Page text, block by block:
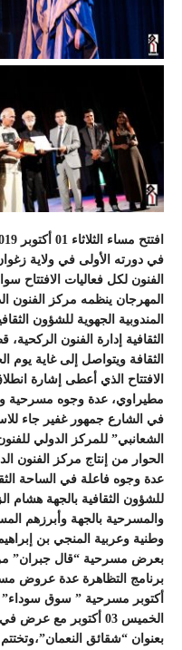
في دورته الأولى في ولاية
الفنون لكل فعاليات
المهرجان ينظمه مركز الفنون
المندوبية الجهوية للشؤون
الثقافية إدارة الفنون
الافتتاح الذي أعطى إشارة
مطيراوي، عدة وجوه مسرحية
في الشارع جمهور غفير جاء
الشعانبي” للمركز الدولي
الحوار من إنتاج مركز الفنون
عدة وجوه فاعلة في الساحة
للشؤون الثقافية بالجهة هشام
والمسرحية بالجهة وأبرزهم
وطنية وعربية المنجي بن
بعرض مسرحية “قال جبران”
أكتوبر مسرحية ” سوق سوداء”
الخميس 03 أكتوبر مع
بعنوان “شقائق